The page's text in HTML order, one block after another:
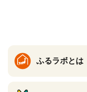
ふるラボとは